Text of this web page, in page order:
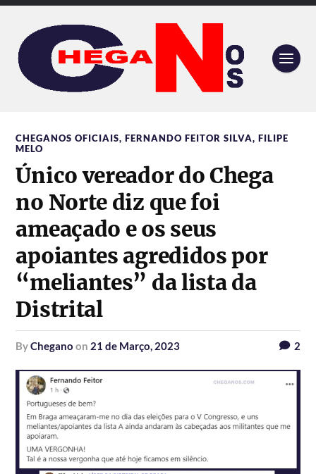
CHEGANOS OFICIAIS,FERNANDO FEITOR SILVA,FILIPE
MELO
Único vereador do Chega
no Norte diz que foi
ameaçado e os seus
apoiantes agredidos por
“meliantes” da lista da
Distrital
byChegano on 21 de Março, 2023 2